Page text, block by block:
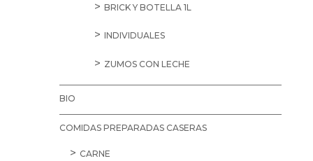
BRICK Y BOTELLA 1L
INDIVIDUALES
ZUMOS CON LECHE
BIO
COMIDAS PREPARADAS CASERAS
CARNE